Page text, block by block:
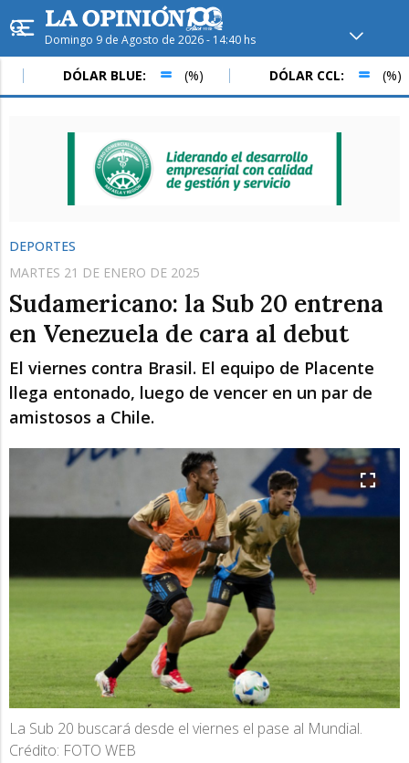
Domingo 9 de Agosto de 2026 - 14:40 hs
Hoy enRafaela ver clima
Mín / Máx
Humedad
Presión
Lun Mar Mié
DÓLAR BLUE: (%) DÓLAR CCL: (%)
DEPORTES
MARTES 21 DE ENERO DE 2025
Sudamericano: la Sub 20 entrena
en Venezuela de cara al debut
El viernes contra Brasil. El equipo de Placente
llega entonado, luego de vencer en un par de
amistosos a Chile.
La Sub 20 buscará desde el viernes el pase al Mundial.
Crédito: FOTO WEB